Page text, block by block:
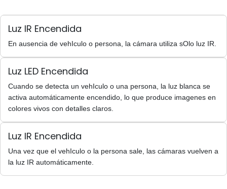
Luz IR Encendida
En ausencia de vehIculo o persona, la cámara utiliza sOlo luz IR.
Luz LED Encendida
Cuando se detecta un vehIculo o una persona, la luz blanca se
activa automáticamente encendido, lo que produce imagenes en
colores vivos con detalles claros.
Luz IR Encendida
Una vez que el vehIculo o la persona sale, las cámaras vuelven a
la luz IR automáticamente.